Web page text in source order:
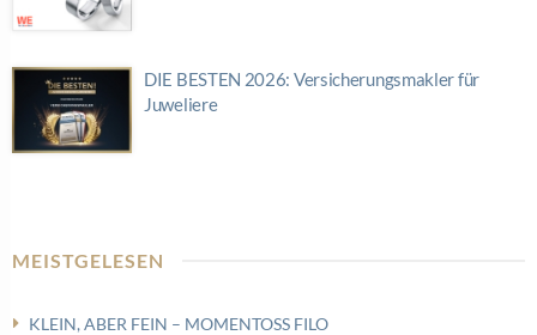
DIE BESTEN 2026: Versicherungsmakler für
Juweliere
MEISTGELESEN
KLEIN, ABER FEIN – MOMENTOSS FILO